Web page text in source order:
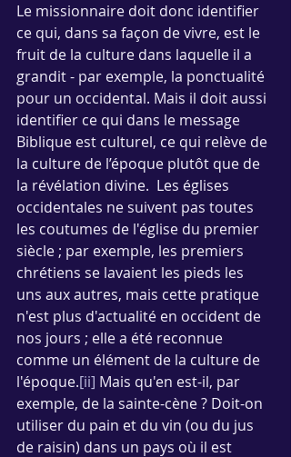
Le missionnaire doit donc identifier
ce qui, dans sa façon de vivre, est le
fruit de la culture dans laquelle il a
grandit - par exemple, la ponctualité
pour un occidental. Mais il doit aussi
identifier ce qui dans le message
Biblique est culturel, ce qui relève de
la culture de l’époque plutôt que de
la révélation divine.  Les églises
occidentales ne suivent pas toutes
les coutumes de l'église du premier
siècle ; par exemple, les premiers
chrétiens se lavaient les pieds les
uns aux autres, mais cette pratique
n'est plus d'actualité en occident de
nos jours ; elle a été reconnue
comme un élément de la culture de
l'époque.[ii] Mais qu'en est-il, par
exemple, de la sainte-cène ? Doit-on
utiliser du pain et du vin (ou du jus
de raisin) dans un pays où il est